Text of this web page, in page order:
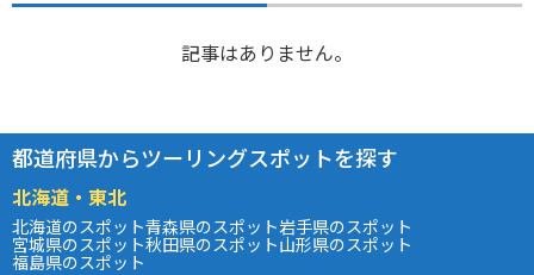
記事はありません。
都道府県からツーリングスポットを探す
北海道・東北
北海道のスポット青森県のスポット岩手県のスポット
宮城県のスポット秋田県のスポット山形県のスポット
福島県のスポット